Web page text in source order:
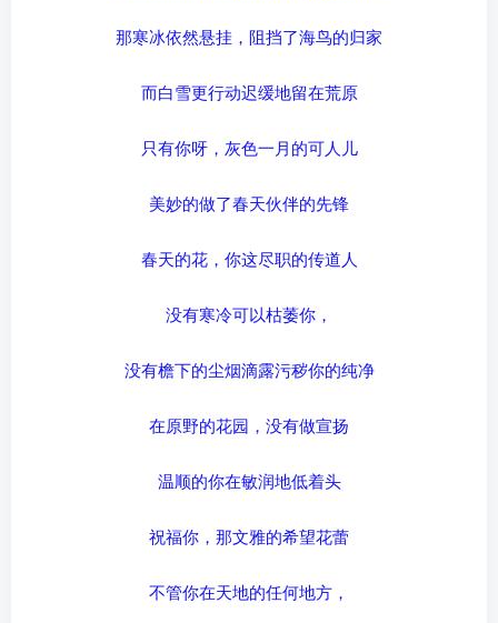
那寒冰依然悬挂，阻挡了海鸟的归家
而白雪更行动迟缓地留在荒原
只有你呀，灰色一月的可人儿
美妙的做了春天伙伴的先锋
春天的花，你这尽职的传道人
没有寒冷可以枯萎你，
没有檐下的尘烟滴露污秽你的纯净
在原野的花园，没有做宣扬
温顺的你在敏润地低着头
祝福你，那文雅的希望花蕾
不管你在天地的任何地方，